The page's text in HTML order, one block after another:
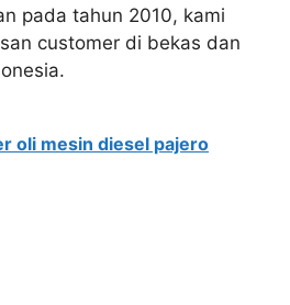
pada tahun 2010, kami
customer di bekas dan
oli mesin diesel pajero